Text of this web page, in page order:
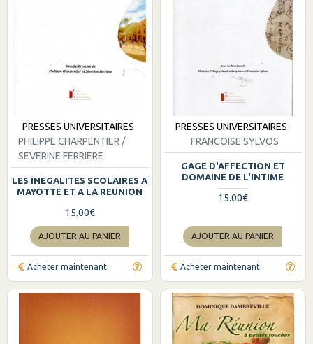
PRESSES UNIVERSITAIRES
PHILIPPE CHARPENTIER /
SEVERINE FERRIERE
LES INEGALITES SCOLAIRES A
MAYOTTE ET A LA REUNION
15.00€
AJOUTER AU PANIER
Acheter maintenant
PRESSES UNIVERSITAIRES
FRANCOISE SYLVOS
GAGE D'AFFECTION ET
DOMAINE DE L'INTIME
15.00€
AJOUTER AU PANIER
Acheter maintenant